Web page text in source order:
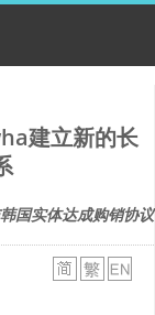
建立新的长
国实体达成购销协议